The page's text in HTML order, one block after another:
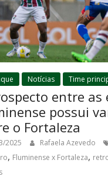
Notícias Time
entre as
possui
o Fortaleza
2025 Rafaela Azevedo
, Fluminense x Fortaleza,